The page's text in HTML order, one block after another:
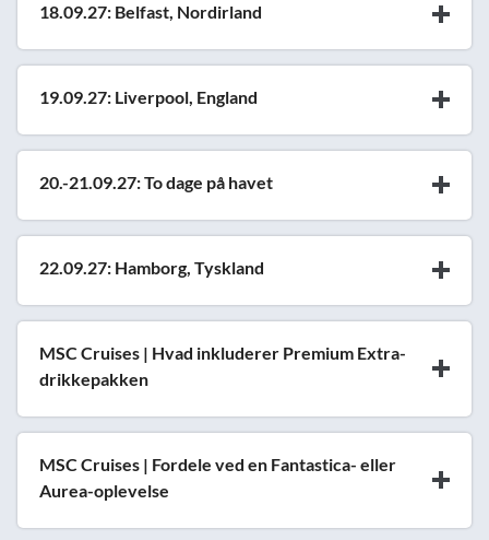
18.09.27: Belfast, Nordirland
19.09.27: Liverpool, England
20.-21.09.27: To dage på havet
22.09.27: Hamborg, Tyskland
MSC Cruises | Hvad inkluderer Premium Extra-
drikkepakken
MSC Cruises | Fordele ved en Fantastica- eller
Aurea-oplevelse